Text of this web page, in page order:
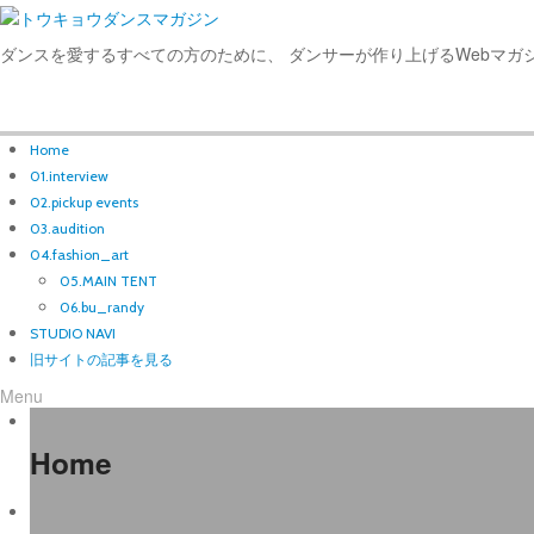
ダンスを愛するすべての方のために、 ダンサーが作り上げるWebマガ
Home
01.interview
02.pickup events
03.audition
04.fashion_art
05.MAIN TENT
06.bu_randy
STUDIO NAVI
旧サイトの記事を見る
Menu
Home